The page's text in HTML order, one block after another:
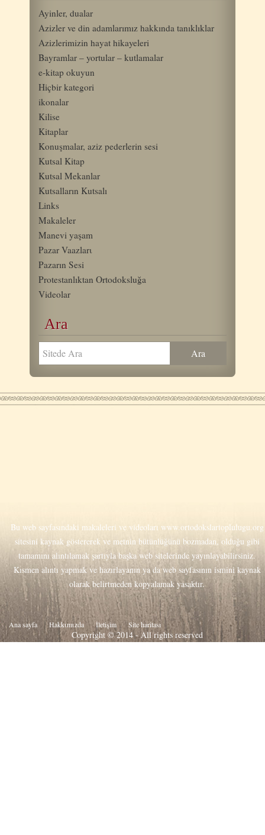
Ayinler, dualar
Azizler ve din adamlarımız hakkında tanıklıklar
Azizlerimizin hayat hikayeleri
Bayramlar – yortular – kutlamalar
e-kitap okuyun
Hiçbir kategori
ikonalar
Kilise
Kitaplar
Konuşmalar, aziz pederlerin sesi
Kutsal Kitap
Kutsal Mekanlar
Kutsalların Kutsalı
Links
Makaleler
Manevi yaşam
Pazar Vaazlarι
Pazarın Sesi
Protestanlıktan Ortodoksluğa
Videolar
Ara
Bu web sayfasındaki makaleleri ve videoları www.ortodokslartoplulugu.org
sitesini kaynak göstererek ve metnin bütünlüğünü bozmadan, olduğu gibi
tamamını alıntılamak şartıyla başka web sitelerinde yayınlayabilirsiniz.
Kısmen alıntı yapmak ve hazırlayanın ya da web sayfasının ismini kaynak
olarak belirtmeden kopyalamak yasaktır.
Ana sayfa Hakkιmιzda İletişim Site haritası
Copyright © 2014 - All rights reserved